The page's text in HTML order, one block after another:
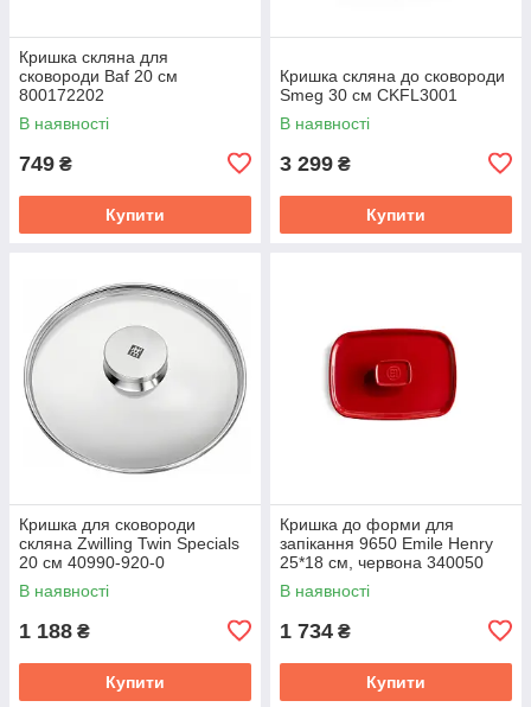
Кришка скляна для
сковороди Baf 20 см
800172202
В наявності
749 ₴
Купити
Кришка скляна до сковороди
Smeg 30 см CKFL3001
В наявності
3 299 ₴
Купити
Кришка для сковороди
скляна Zwilling Twin Specials
20 см 40990-920-0
В наявності
1 188 ₴
Купити
Кришка до форми для
запікання 9650 Emile Henry
25*18 см, червона 340050
В наявності
1 734 ₴
Купити